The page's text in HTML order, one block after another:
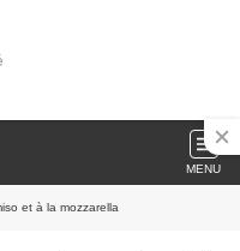
MENU
et à la mozzarella